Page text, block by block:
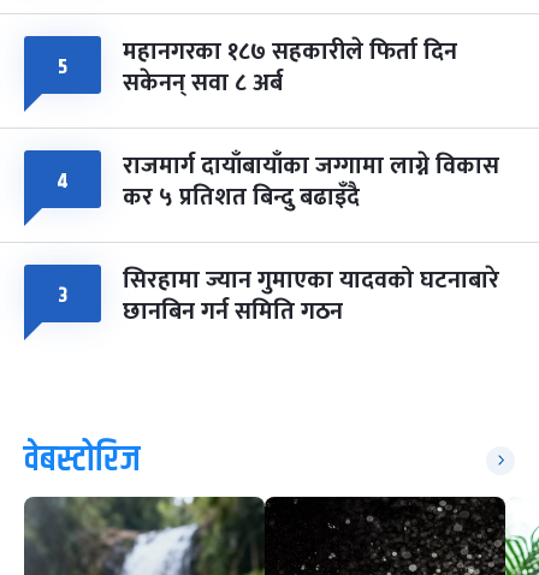
५ महानगरका १८७ सहकारीले फिर्ता दिन
सकेनन् सवा ८ अर्ब
४ राजमार्ग दायाँबायाँका जग्गामा लाग्ने विकास
कर ५ प्रतिशत बिन्दु बढाइँदै
३ सिरहामा ज्यान गुमाएका यादवको घटनाबारे
छानबिन गर्न समिति गठन
वेबस्टोरिज